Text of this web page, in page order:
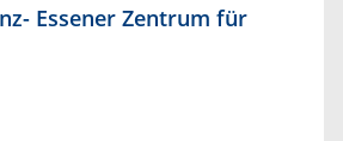
Essener Zentrum für